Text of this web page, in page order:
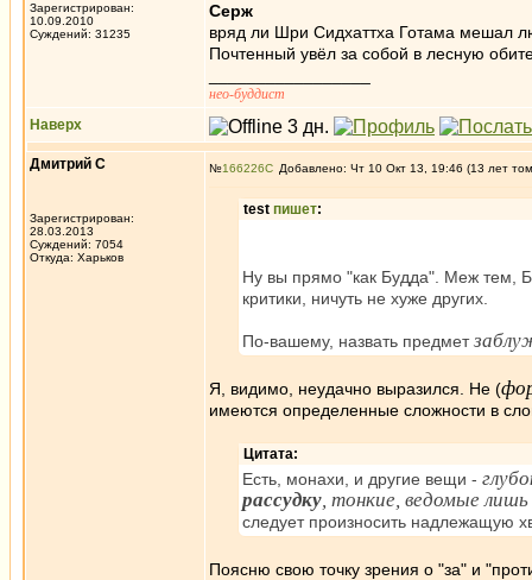
Зарегистрирован:
10.09.2010
Суждений: 31235
Серж
вряд ли Шри Сидхаттха Готама мешал
Почтенный увёл за собой в лесную
нео-буддист
Наверх
Дмитрий С
Зарегистрирован:
28.03.2013
Суждений: 7054
Откуда: Харьков
№166226 Добавлено: Чт 10 Окт 13, 19:46 (13 лет
test пишет:
Ну вы прямо "как Будда". Меж тем,
критики, ничуть не хуже других.
По-вашему, назвать предмет
Я, видимо, неудачно выразился. Не (
имеются определенные сложности в
Цитата:
Есть, монахи, и другие вещи -
рассудку, тонкие, ведомые
следует произносить надлежащую
Поясню свою точку зрения о "за" и